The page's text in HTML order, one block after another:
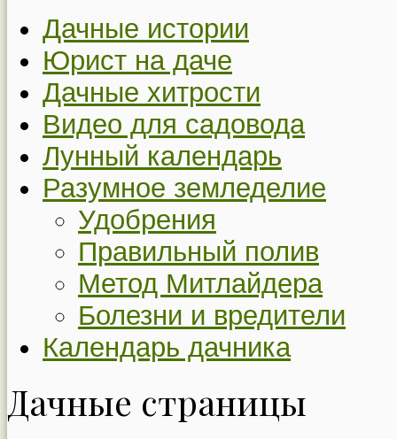
Дачные истории
Юрист на даче
Дачные хитрости
Видео для садовода
Лунный календарь
Разумное земледелие
Удобрения
Правильный полив
Метод Митлайдера
Болезни и вредители
Календарь дачника
Дачные страницы